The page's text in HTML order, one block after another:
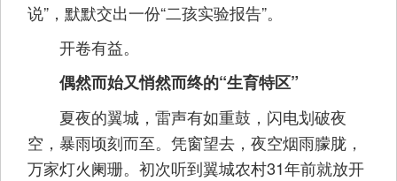
说”，默默交出一份“二孩实验报告”。
开卷有益。
偶然而始又悄然而终的“生育特区”
夏夜的翼城，雷声有如重鼓，闪电划破夜
空，暴雨顷刻而至。凭窗望去，夜空烟雨朦胧，
万家灯火阑珊。初次听到翼城农村31年前就放开